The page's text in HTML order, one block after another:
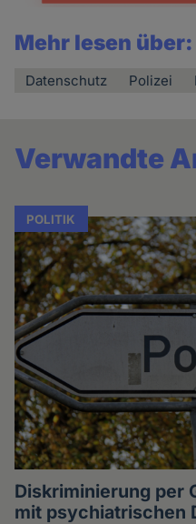
Mehr lesen über:
Datenschutz Polizei
Verwandte
POLITIK
Diskriminierung per
mit psychiatrischen